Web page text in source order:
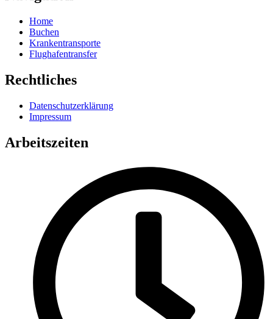
Home
Buchen
Krankentransporte
Flughafentransfer
Rechtliches
Datenschutzerklärung
Impressum
Arbeitszeiten